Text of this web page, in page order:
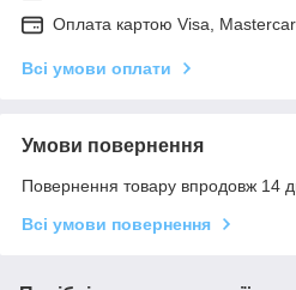
Оплата картою Visa,
Всі умови оплати
Умови повернення
Повернення товару впродовж 14
Всі умови повернення